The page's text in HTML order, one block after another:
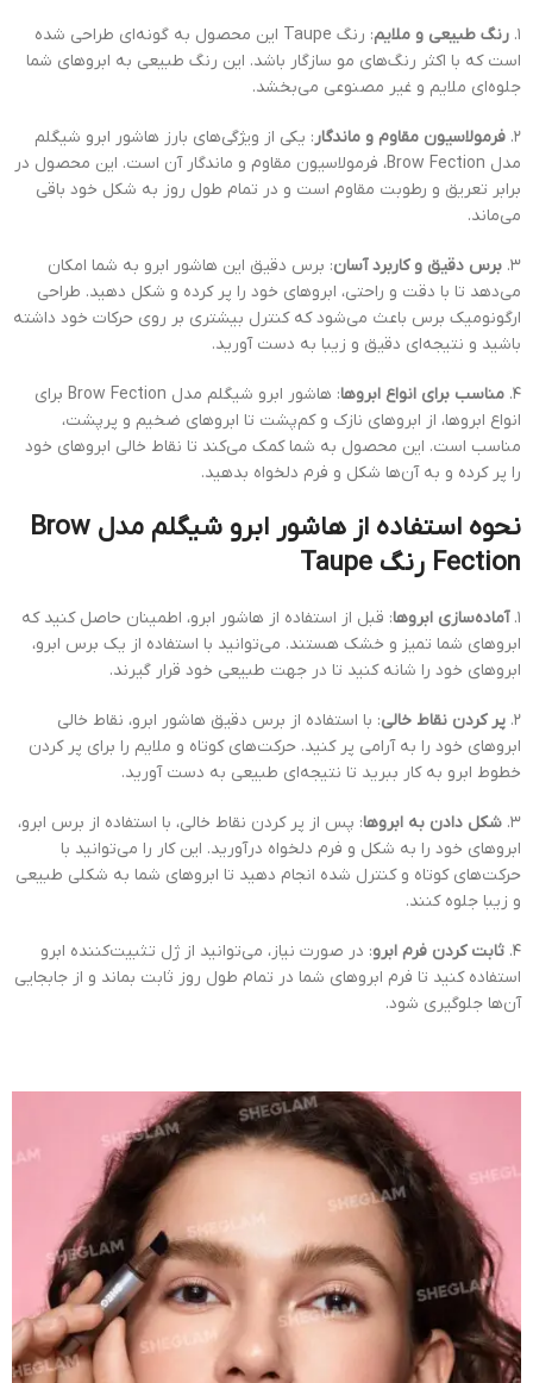
۱. رنگ طبیعی و ملایم
: رنگ Taupe این محصول به گونه‌ای طراحی شده
است که با اکثر رنگ‌های مو سازگار باشد. این رنگ طبیعی به ابروهای شما
جلوه‌ای ملایم و غیر مصنوعی می‌بخشد.
۲. فرمولاسیون مقاوم و ماندگار: یکی از ویژگی‌های بارز هاشور ابرو شیگلم
مدل Brow Fection، فرمولاسیون مقاوم و ماندگار آن است. این محصول در
برابر تعریق و رطوبت مقاوم است و در تمام طول روز به شکل خود باقی
می‌ماند.
۳. برس دقیق و کاربرد آسان: برس دقیق این هاشور ابرو به شما امکان
می‌دهد تا با دقت و راحتی، ابروهای خود را پر کرده و شکل دهید. طراحی
ارگونومیک برس باعث می‌شود که کنترل بیشتری بر روی حرکات خود داشته
باشید و نتیجه‌ای دقیق و زیبا به دست آورید.
۴. مناسب برای انواع ابروها
: هاشور ابرو شیگلم مدل Brow Fection برای
انواع ابروها، از ابروهای نازک و کم‌پشت تا ابروهای ضخیم و پرپشت،
مناسب است. این محصول به شما کمک می‌کند تا نقاط خالی ابروهای خود
را پر کرده و به آن‌ها شکل و فرم دلخواه بدهید.
نحوه استفاده از هاشور ابرو شیگلم مدل Brow
Fection رنگ Taupe
۱. آماده‌سازی ابروها: قبل از استفاده از هاشور ابرو، اطمینان حاصل کنید که
ابروهای شما تمیز و خشک هستند. می‌توانید با استفاده از یک برس ابرو،
ابروهای خود را شانه کنید تا در جهت طبیعی خود قرار گیرند.
۲. پر کردن نقاط خالی: با استفاده از برس دقیق هاشور ابرو، نقاط خالی
ابروهای خود را به آرامی پر کنید. حرکت‌های کوتاه و ملایم را برای پر کردن
خطوط ابرو به کار ببرید تا نتیجه‌ای طبیعی به دست آورید.
۳. شکل دادن به ابروها: پس از پر کردن نقاط خالی، با استفاده از برس ابرو،
ابروهای خود را به شکل و فرم دلخواه درآورید. این کار را می‌توانید با
حرکت‌های کوتاه و کنترل شده انجام دهید تا ابروهای شما به شکلی طبیعی
و زیبا جلوه کنند.
۴. ثابت کردن فرم ابرو: در صورت نیاز، می‌توانید از ژل تثبیت‌کننده ابرو
استفاده کنید تا فرم ابروهای شما در تمام طول روز ثابت بماند و از جابجایی
آن‌ها جلوگیری شود.